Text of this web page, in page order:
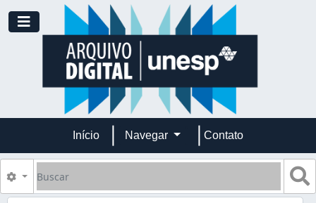
Skip to main content
Toggle navigation
Início Navegar Contato
Buscar
Opções de busca